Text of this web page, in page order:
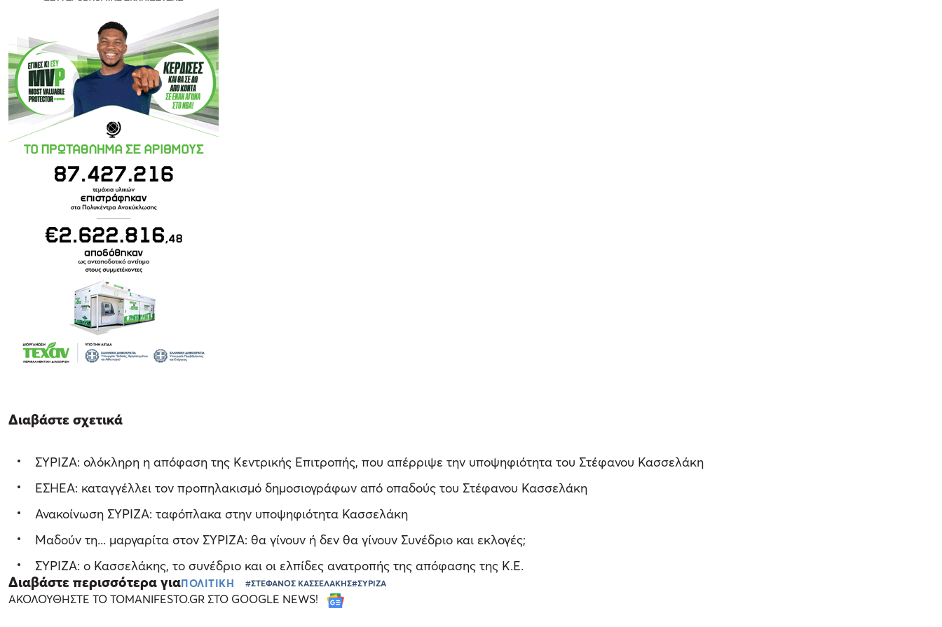
Διαβάστε σχετικά
ΣΥΡΙΖΑ: ολόκληρη η απόφαση της Κεντρικής Επιτροπής, που απέρριψε την υποψηφιότητα του Στέφανου Κασσελάκη
ΕΣΗΕΑ: καταγγέλλει τον προπηλακισμό δημοσιογράφων από οπαδούς του Στέφανου Κασσελάκη
Ανακοίνωση ΣΥΡΙΖΑ: ταφόπλακα στην υποψηφιότητα Κασσελάκη
Μαδούν τη... μαργαρίτα στον ΣΥΡΙΖΑ: θα γίνουν ή δεν θα γίνουν Συνέδριο και εκλογές;
ΣΥΡΙΖΑ: ο Κασσελάκης, το συνέδριο και οι ελπίδες ανατροπής της απόφασης της Κ.Ε.
Διαβάστε περισσότερα γιαΠΟΛΙΤΙΚΗ #ΣΤΕΦΑΝΟΣ ΚΑΣΣΕΛΑΚΗΣ#ΣΥΡΙΖΑ
ΑΚΟΛΟΥΘΗΣΤΕ ΤΟ TOMANIFESTO.GR ΣΤΟ GOOGLE NEWS!